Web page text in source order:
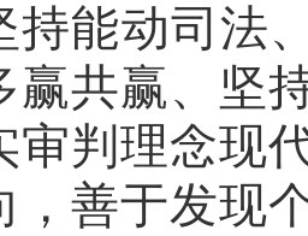
持能动司法
赢共赢、坚
审判理念现
，善于发现